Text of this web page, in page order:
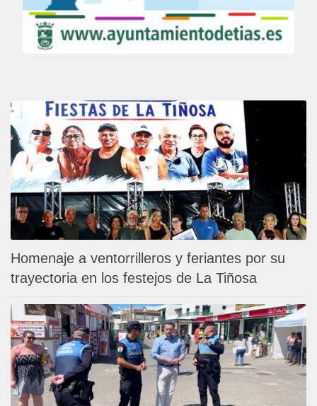
Homenaje a ventorrilleros y feriantes por su
trayectoria en los festejos de La Tiñosa